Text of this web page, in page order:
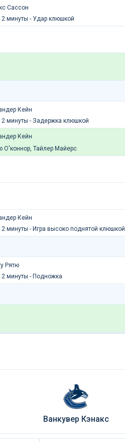
Сассон
2 минуты - Удар клюшкой
Кейн
2 минуты - Задержка клюшкой
Кейн
О'коннор, Тайлер Майерс
Кейн
2 минуты - Игра высоко поднятой клюшкой
Рятю
2 минуты - Подножка
Ванкувер Кэнакс